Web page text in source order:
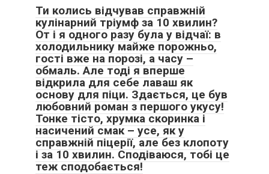
Ти колись відчував справжній
кулінарний тріумф за 10 хвилин?
От і я одного разу була у відчаї: в
холодильнику майже порожньо,
гості вже на порозі, а часу –
обмаль. Але тоді я вперше
відкрила для себе лаваш як
основу для піци. Здається, це був
любовний роман з першого укусу!
Тонке тісто, хрумка скоринка і
насичений смак – усе, як у
справжній піцерії, але без клопоту
і за 10 хвилин. Сподіваюся, тобі це
теж сподобається!